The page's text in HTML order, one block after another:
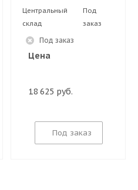
Центральный
склад
Под
заказ
Под заказ
Цена
18 625 руб.
Под заказ